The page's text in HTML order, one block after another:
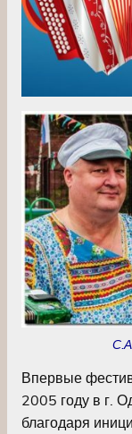
Впервые
2005 году в г.
благодаря